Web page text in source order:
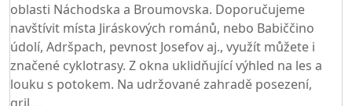
oblasti Náchodska a Broumovska. Doporučujeme
navštívit místa Jiráskových románů, nebo Babiččino
údolí, Adršpach, pevnost Josefov aj., využít můžete i
značené cyklotrasy. Z okna uklidňující výhled na les a
louku s potokem. Na udržované zahradě posezení,